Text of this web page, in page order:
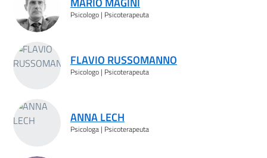
Psicologo | Psicoterapeuta
FLAVIO RUSSOMANNO
Psicologo | Psicoterapeuta
ANNA LECH
Psicologa | Psicoterapeuta